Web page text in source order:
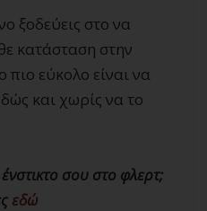
ξοδεύεις στο να
κατάσταση στην
πιο εύκολο είναι να
και χωρίς να το
σου στο φλερτ;
εδώ